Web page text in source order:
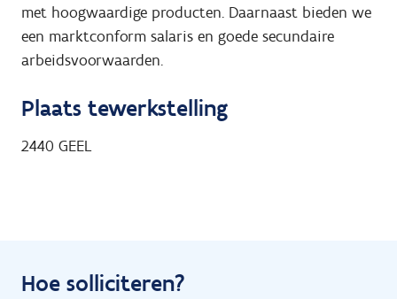
met hoogwaardige producten. Daarnaast bieden we
een marktconform salaris en goede secundaire
arbeidsvoorwaarden.
Plaats tewerkstelling
2440 GEEL
Hoe solliciteren?